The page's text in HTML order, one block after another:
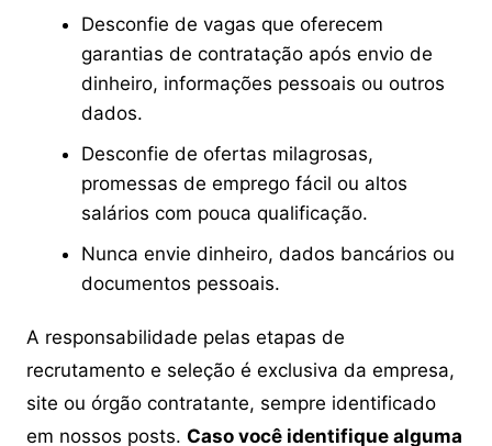
Desconfie de vagas que oferecem
garantias de contratação após envio de
dinheiro, informações pessoais ou outros
dados.
Desconfie de ofertas milagrosas,
promessas de emprego fácil ou altos
salários com pouca qualificação.
Nunca envie dinheiro, dados bancários ou
documentos pessoais.
A responsabilidade pelas etapas de
recrutamento e seleção é exclusiva da empresa,
site ou órgão contratante, sempre identificado
em nossos posts. Caso você identifique alguma